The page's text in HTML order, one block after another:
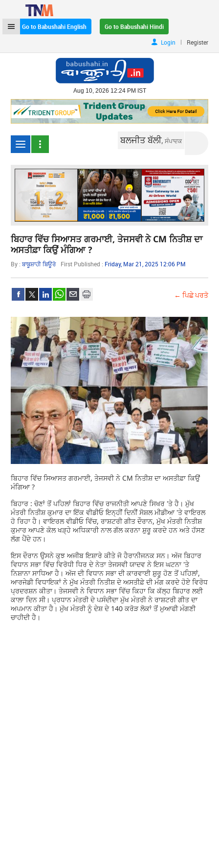
Go to Babushahi English
Go to Babushahi Hindi
Login
| Register
Aug 10, 2026 12:24 PM IST
ਬਲਜੀਤ ਬੱਲੀ,ਸੰਪਾਦਕ
ਬਿਹਾਰ ਵਿੱਚ ਸਿਆਸਤ ਗਰਮਾਈ, ਤੇਜਸਵੀ ਨੇ CM ਨਿਤੀਸ਼ ਦਾ
ਅਸਤੀਫ਼ਾ ਕਿਉਂ ਮੰਗਿਆ ?
By :ਬਾਬੂਸ਼ਾਹੀ ਬਿਊਰੋ First Published : Friday, Mar 21, 2025 12:06 PM
← ਪਿਛੇ ਪਰਤੋ
ਬਿਹਾਰ ਵਿੱਚ ਸਿਆਸਤ ਗਰਮਾਈ, ਤੇਜਸਵੀ ਨੇ CM ਨਿਤੀਸ਼ ਦਾ ਅਸਤੀਫ਼ਾ ਕਿਉਂ
ਮੰਗਿਆ ?
ਬਿਹਾਰ : ਚੋਣਾਂ ਤੋਂ ਪਹਿਲਾਂ ਬਿਹਾਰ ਵਿੱਚ ਰਾਜਨੀਤੀ ਆਪਣੇ ਸਿਖਰ 'ਤੇ ਹੈ। ਮੁੱਖ
ਮੰਤਰੀ ਨਿਤੀਸ਼ ਕੁਮਾਰ ਦਾ ਇੱਕ ਵੀਡੀਓ ਇਨ੍ਹੀਂ ਦਿਨੀਂ ਸੋਸ਼ਲ ਮੀਡੀਆ 'ਤੇ ਵਾਇਰਲ
ਹੋ ਰਿਹਾ ਹੈ। ਵਾਇਰਲ ਵੀਡੀਓ ਵਿੱਚ, ਰਾਸ਼ਟਰੀ ਗੀਤ ਦੌਰਾਨ, ਮੁੱਖ ਮੰਤਰੀ ਨਿਤੀਸ਼
ਕੁਮਾਰ ਆਪਣੇ ਕੋਲ ਖੜ੍ਹੇ ਅਧਿਕਾਰੀ ਨਾਲ ਗੱਲ ਕਰਨਾ ਸ਼ੁਰੂ ਕਰਦੇ ਹਨ ਅਤੇ ਹੱਸਣ
ਲੱਗ ਪੈਂਦੇ ਹਨ।
ਇਸ ਦੌਰਾਨ ਉਸਨੇ ਕੁਝ ਅਜੀਬ ਇਸ਼ਾਰੇ ਕੀਤੇ ਜੋ ਹੈਰਾਨੀਜਨਕ ਸਨ। ਅੱਜ ਬਿਹਾਰ
ਵਿਧਾਨ ਸਭਾ ਵਿੱਚ ਵਿਰੋਧੀ ਧਿਰ ਦੇ ਨੇਤਾ ਤੇਜਸਵੀ ਯਾਦਵ ਨੇ ਇਸ ਘਟਨਾ 'ਤੇ
ਨਿਸ਼ਾਨਾ ਸਾਧਿਆ ਹੈ। ਅੱਜ ਦੀ ਵਿਧਾਨ ਸਭਾ ਦੀ ਕਾਰਵਾਈ ਸ਼ੁਰੂ ਹੋਣ ਤੋਂ ਪਹਿਲਾਂ,
ਆਰਜੇਡੀ ਵਿਧਾਇਕਾਂ ਨੇ ਮੁੱਖ ਮੰਤਰੀ ਨਿਤੀਸ਼ ਦੇ ਅਸਤੀਫ਼ੇ ਦੀ ਮੰਗ ਕਰਦੇ ਹੋਏ ਵਿਰੋਧ
ਪ੍ਰਦਰਸ਼ਨ ਕੀਤਾ। ਤੇਜਸਵੀ ਨੇ ਵਿਧਾਨ ਸਭਾ ਵਿੱਚ ਕਿਹਾ ਕਿ ਕੱਲ੍ਹ ਬਿਹਾਰ ਲਈ
ਕਾਲਾ ਦਿਨ ਸੀ। ਪ੍ਰਧਾਨ ਮੰਤਰੀ ਦੇ ਪਸੰਦੀਦਾ ਮੁੱਖ ਮੰਤਰੀ ਨੇ ਰਾਸ਼ਟਰੀ ਗੀਤ ਦਾ
ਅਪਮਾਨ ਕੀਤਾ ਹੈ। ਮੁੱਖ ਮੰਤਰੀ ਨੂੰ ਦੇਸ਼ ਦੇ 140 ਕਰੋੜ ਲੋਕਾਂ ਤੋਂ ਮੁਆਫੀ ਮੰਗਣੀ
ਚਾਹੀਦੀ ਹੈ।